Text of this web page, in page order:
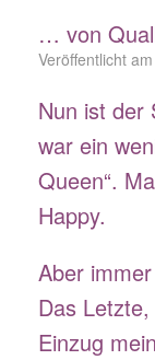
… von
Veröffentlicht am
Nun ist der
war ein
Queen“.
Happy.
Aber
Das
Einzug